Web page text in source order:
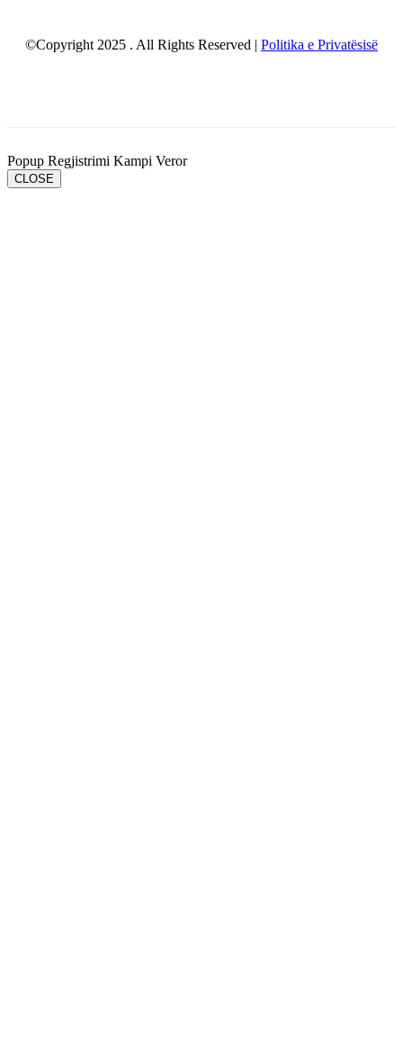
©Copyright 2025 . All Rights Reserved | Politika e Privatësisë
Popup Regjistrimi Kampi Veror
CLOSE